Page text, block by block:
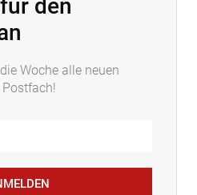
den
Woche alle neuen